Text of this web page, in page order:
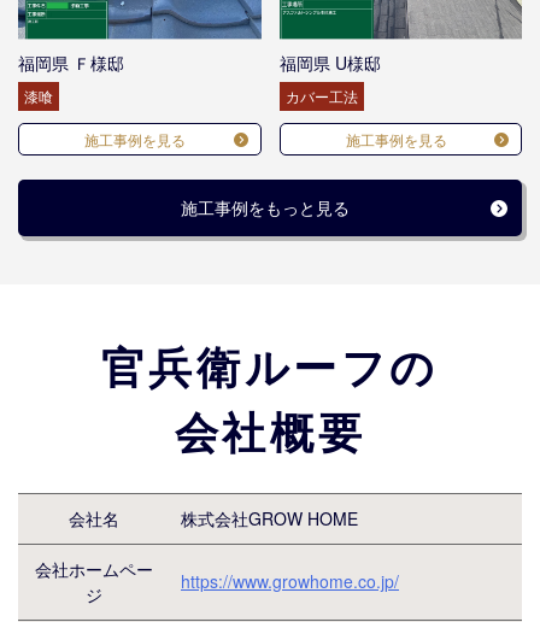
福岡県 Ｆ様邸
漆喰
施工事例を見る
福岡県 U様邸
カバー工法
施工事例を見る
施工事例をもっと見る
官兵衛ルーフの
会社概要
会社名 株式会社GROW HOME
会社ホームペー
ジ
https://www.growhome.co.jp/